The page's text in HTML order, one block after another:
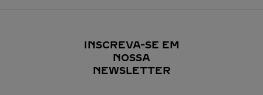
INSCREVA-SE EM
NOSSA
NEWSLETTER